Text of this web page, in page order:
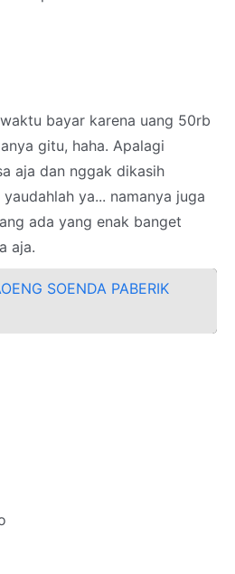
waktu bayar karena uang 50rb
gitu, haha. Apalagi
aja dan nggak dikasih
ya... namanya juga
ada yang enak banget
aja.
SOENDA PABERIK